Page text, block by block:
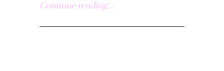
Continue reading…